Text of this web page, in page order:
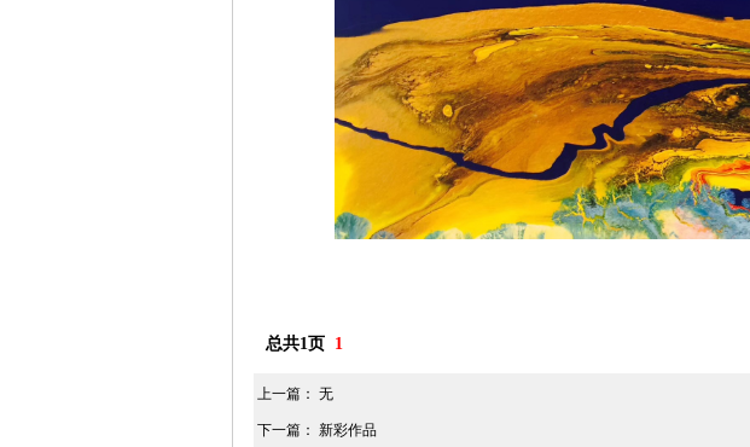
总共1页 1
上一篇： 无
下一篇： 新彩作品